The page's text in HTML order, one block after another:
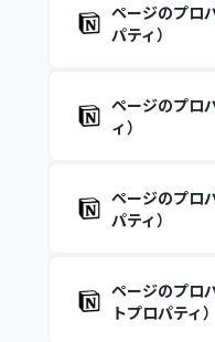
ページのプロ
パティ）
ページのプロ
ィ）
ページのプロ
パティ）
ページのプロ
トプロパティ）